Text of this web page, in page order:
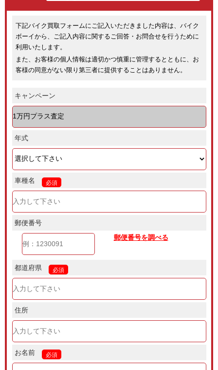
下記バイク買取フォームにご記入いただきました内容は、バイク
ボーイから、ご記入内容に関するご回答・お問合せを行うために
利用いたします。
また、お客様の個人情報は適切かつ慎重に管理するとともに、お
客様の同意がない限り第三者に提供することはありません。
キャンペーン
年式
車種名 必須
郵便番号
郵便番号を調べる
都道府県 必須
住所
お名前 必須